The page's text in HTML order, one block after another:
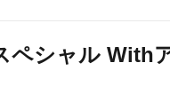
ペシャル With